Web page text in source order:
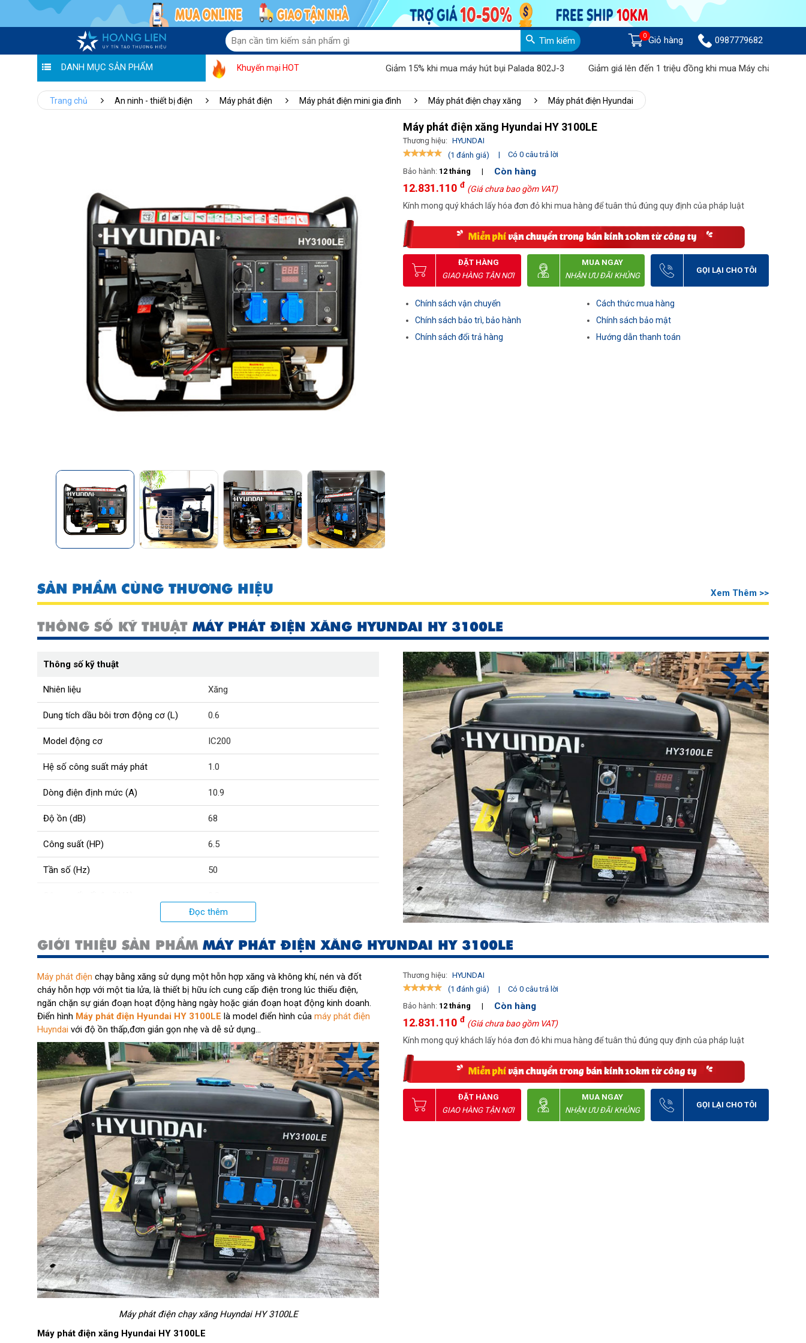
Tìm kiếm 0 Giỏ hàng 0987779682
DANH MỤC SẢN PHẨM Khuyến mại HOT Giảm 15% khi mua máy hút bụi Palada 802J-3 Giảm giá lên đến 1 triệu đồng khi mua Máy chà sàn liên hợp
Trang chủ An ninh - thiết bị điện Máy phát điện Máy phát điện mini gia đình Máy phát điện chạy xăng Máy phát điện Hyundai
Máy phát điện xăng Hyundai HY 3100LE
Thương hiệu: HYUNDAI
(1 đánh giá)
|
Có 0 câu trả lời
Bảo hành: 12 tháng | Còn hàng
12.831.110 đ (Giá chưa bao gồm VAT)
Kính mong quý khách lấy hóa đơn đỏ khi mua hàng để tuân thủ đúng quy định của pháp luật
ĐẶT HÀNG
GIAO HÀNG TẬN NƠI
MUA NGAY
NHẬN ƯU ĐÃI KHỦNG
GỌI LẠI CHO TÔI
Chính sách vận chuyển
Chính sách bảo trì, bảo hành
Chính sách đổi trả hàng
Cách thức mua hàng
Chính sách bảo mật
Hướng dẫn thanh toán
SẢN PHẨM CÙNG THƯƠNG HIỆU Xem Thêm >>
THÔNG SỐ KỸ THUẬT MÁY PHÁT ĐIỆN XĂNG HYUNDAI HY 3100LE
Thông số kỹ thuật
Nhiên liệu Xăng
Dung tích dầu bôi trơn động cơ (L) 0.6
Model động cơ IC200
Hệ số công suất máy phát 1.0
Dòng điện định mức (A) 10.9
Độ ồn (dB) 68
Công suất (HP) 6.5
Tần số (Hz) 50
Bằng điện
Điện áp (V) 230
Dung tích bình nhiên liệu (L) 13
Trọng lượng (kg) 43
Kích thước (mm) 610x490x490
Dung tích xilanh động cơ (cc) 196
Thời gian hoạt động liên tục (giờ) 20 (50% CS)
Công suất liên tục (kVA) 2.5
Đọc thêm
GIỚI THIỆU SẢN PHẨM MÁY PHÁT ĐIỆN XĂNG HYUNDAI HY 3100LE
Máy phát điện chạy bằng xăng sử dụng một hỗn hợp xăng và không khí, nén và đốt
cháy hỗn hợp với một tia lửa, là thiết bị hữu ích cung cấp điện trong lúc thiếu điện,
ngăn chặn sự gián đoạn hoạt động hàng ngày hoặc gián đoạn hoạt động kinh doanh.
Điển hình Máy phát điện Hyundai HY 3100LE là model điển hình của máy phát điện
Huyndai với độ ồn thấp,đơn giản gọn nhẹ và dễ sử dụng...
Máy phát điện chạy xăng Huyndai HY 3100LE
Máy phát điện xăng Hyundai HY 3100LE
Thương hiệu: HYUNDAI
(1 đánh giá)
|
Có 0 câu trả lời
Bảo hành: 12 tháng | Còn hàng
12.831.110 đ (Giá chưa bao gồm VAT)
Kính mong quý khách lấy hóa đơn đỏ khi mua hàng để tuân thủ đúng quy định của pháp luật
ĐẶT HÀNG
GIAO HÀNG TẬN NƠI
MUA NGAY
NHẬN ƯU ĐÃI KHỦNG
GỌI LẠI CHO TÔI